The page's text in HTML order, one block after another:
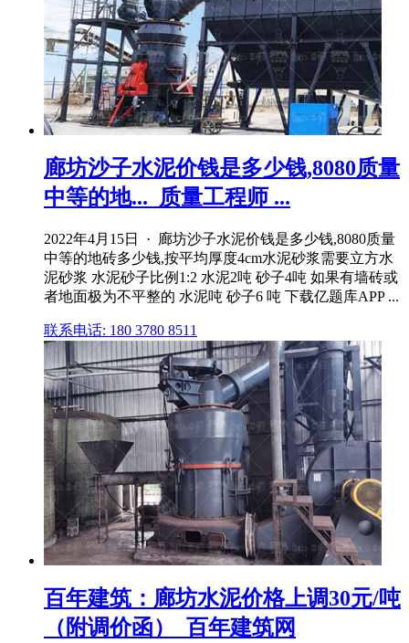
廊坊沙子水泥价钱是多少钱,8080质量
中等的地..._质量工程师 ...
2022年4月15日 · 廊坊沙子水泥价钱是多少钱,8080质量
中等的地砖多少钱,按平均厚度4cm水泥砂浆需要立方水
泥砂浆 水泥砂子比例1:2 水泥2吨 砂子4吨 如果有墙砖或
者地面极为不平整的 水泥吨 砂子6 吨 下载亿题库APP ...
联系电话: 180 3780 8511
百年建筑：廊坊水泥价格上调30元/吨
（附调价函）_百年建筑网